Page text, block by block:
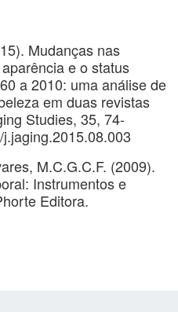
Mudanças nas
e o status
a 2010: uma análise de
em duas revistas
Studies, 35, 74-
M.C.G.C.F. (2009).
Instrumentos e
Editora.